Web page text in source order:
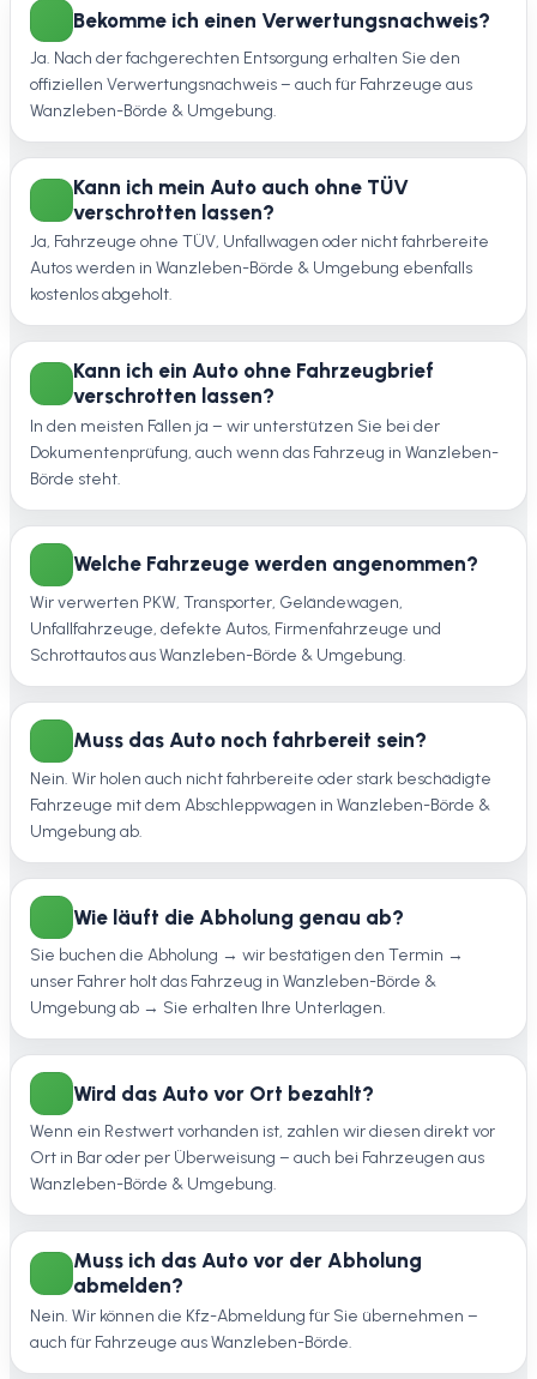
Bekomme ich einen Verwertungsnachweis?
Ja. Nach der fachgerechten Entsorgung erhalten Sie den
offiziellen Verwertungsnachweis – auch für Fahrzeuge aus
Wanzleben-Börde & Umgebung.
Kann ich mein Auto auch ohne TÜV
verschrotten lassen?
Ja, Fahrzeuge ohne TÜV, Unfallwagen oder nicht fahrbereite
Autos werden in Wanzleben-Börde & Umgebung ebenfalls
kostenlos abgeholt.
Kann ich ein Auto ohne Fahrzeugbrief
verschrotten lassen?
In den meisten Fällen ja – wir unterstützen Sie bei der
Dokumentenprüfung, auch wenn das Fahrzeug in Wanzleben-
Börde steht.
Welche Fahrzeuge werden angenommen?
Wir verwerten PKW, Transporter, Geländewagen,
Unfallfahrzeuge, defekte Autos, Firmenfahrzeuge und
Schrottautos aus Wanzleben-Börde & Umgebung.
Muss das Auto noch fahrbereit sein?
Nein. Wir holen auch nicht fahrbereite oder stark beschädigte
Fahrzeuge mit dem Abschleppwagen in Wanzleben-Börde &
Umgebung ab.
Wie läuft die Abholung genau ab?
Sie buchen die Abholung → wir bestätigen den Termin →
unser Fahrer holt das Fahrzeug in Wanzleben-Börde &
Umgebung ab → Sie erhalten Ihre Unterlagen.
Wird das Auto vor Ort bezahlt?
Wenn ein Restwert vorhanden ist, zahlen wir diesen direkt vor
Ort in Bar oder per Überweisung – auch bei Fahrzeugen aus
Wanzleben-Börde & Umgebung.
Muss ich das Auto vor der Abholung
abmelden?
Nein. Wir können die Kfz-Abmeldung für Sie übernehmen –
auch für Fahrzeuge aus Wanzleben-Börde.